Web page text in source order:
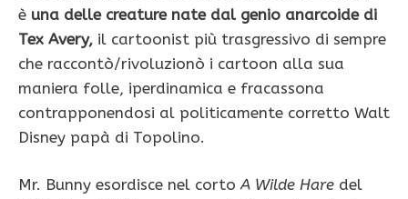
è una delle creature nate dal genio anarcoide di
Tex Avery, il cartoonist più trasgressivo di sempre
che raccontò/rivoluzionò i cartoon alla sua
maniera folle, iperdinamica e fracassona
contrapponendosi al politicamente corretto Walt
Disney papà di Topolino.
Mr. Bunny esordisce nel cortoA Wilde Hare del